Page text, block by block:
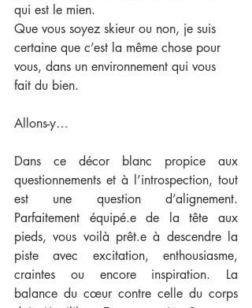
qui est le mien.
Que vous soyez skieur ou non, je suis
certaine que c’est la même chose pour
vous, dans un environnement qui vous
fait du bien.
Allons-y…
Dans ce décor blanc propice aux
questionnements et à l’introspection, tout
est une question d’alignement.
Parfaitement équipé.e de la tête aux
pieds, vous voilà prêt.e à descendre la
piste avec excitation, enthousiasme,
craintes ou encore inspiration. La
balance du cœur contre celle du corps